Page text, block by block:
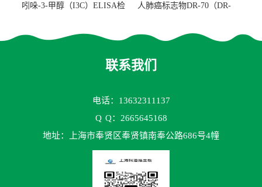
吲哚-3-甲醇（I3C）ELISA检
人肺癌标志物DR-70（DR-
联系我们
电话：13632311137
Q Q：2665645168
地址：上海市奉贤区奉贤镇南奉公路686号4幢